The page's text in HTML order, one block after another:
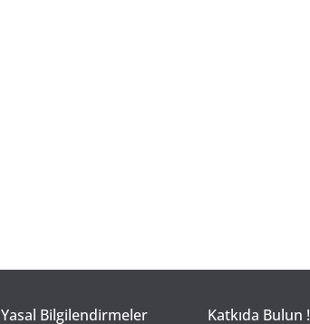
Yasal Bilgilendirmeler Katkıda Bulun !